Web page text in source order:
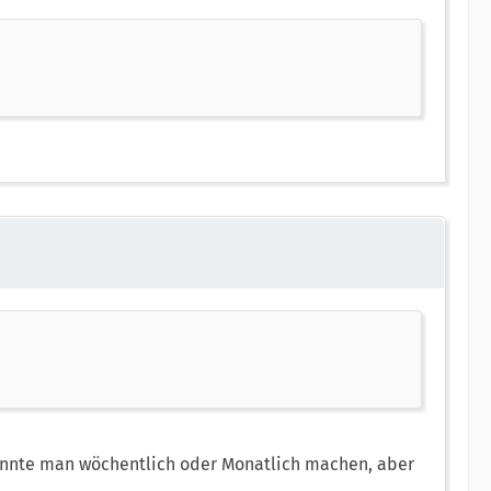
man wöchentlich oder Monatlich machen, aber